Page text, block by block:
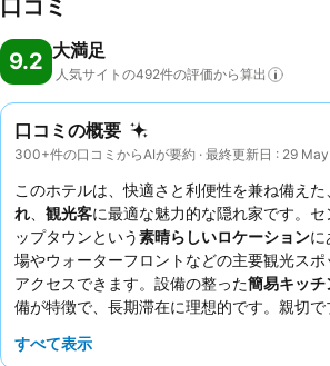
口コミ
9.2 大満足
人気サイトの492件の評価から算出
口コミの概要
300+件の口コミからAIが要約 · 最終更新日 : 29
このホテルは、快適さと利便性を兼ね備えた
れ
観光客に最適な魅力的な隠れ家です。
ップタウンという素晴らしいロケーションに
場やウォーターフロントなどの主要観光ス
アクセスできます。設備の整った簡易キッチ
備が特徴で、長期滞在に理想的です。親切
く評価されています。また、スムーズなセル
すべて表示